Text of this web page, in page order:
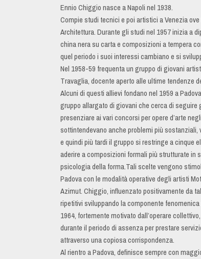
Ennio Chiggio nasce a Napoli nel 1938.
Compie studi tecnici e poi artistici a Venezia
Architettura. Durante gli studi nel 1957 inizia a
china nera su carta e composizioni a tempera
quel periodo i suoi interessi cambiano e si
Nel 1958-59 frequenta un gruppo di giovani
Travaglia, docente aperto alle ultime tendenze
Alcuni di questi allievi fondano nel 1959 a
gruppo allargato di giovani che cerca di
presenziare ai vari concorsi per opere d’arte
sottintendevano anche problemi più
e quindi più tardi il gruppo si restringe a cinque
aderire a composizioni formali più strutturate
psicologia della forma.Tali scelte vengono
Padova con le modalità operative degli artisti
Azimut. Chiggio, influenzato positivamente da
ripetitivi sviluppando la componente
1964, fortemente motivato dall’operare
durante il periodo di assenza per prestare
attraverso una copiosa corrispondenza.
Al rientro a Padova, definisce sempre con